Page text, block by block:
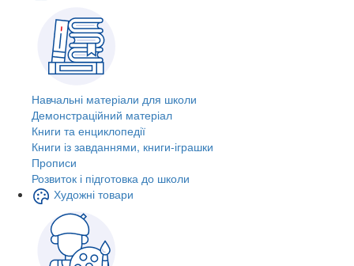
Навчальні матеріали для школи
Демонстраційний матеріал
Книги та енциклопедії
Книги із завданнями, книги-іграшки
Прописи
Розвиток і підготовка до школи
Художні товари